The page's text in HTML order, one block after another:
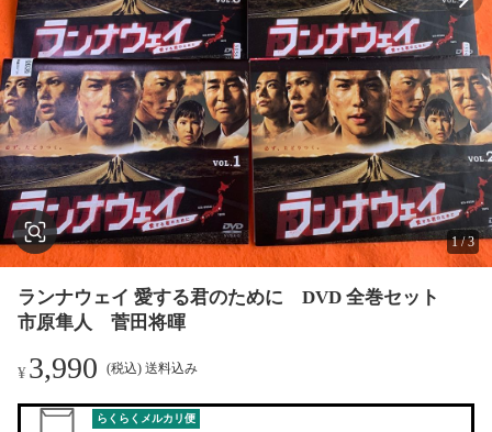
1/3
ランナウェイ 愛する君のために DVD 全巻セット
市原隼人 菅田将暉
¥3,990 (税込) 送料込み
らくらくメルカリ便